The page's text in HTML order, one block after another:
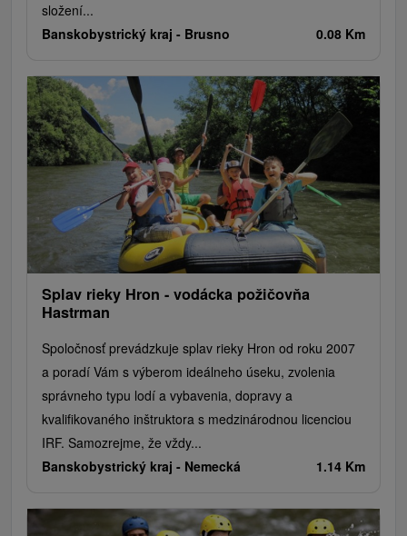
složení...
Banskobystrický kraj - Brusno 0.08 Km
Splav rieky Hron - vodácka požičovňa
Hastrman
Spoločnosť prevádzkuje splav rieky Hron od roku 2007
a poradí Vám s výberom ideálneho úseku, zvolenia
správneho typu lodí a vybavenia, dopravy a
kvalifikovaného inštruktora s medzinárodnou licenciou
IRF. Samozrejme, že vždy...
Banskobystrický kraj - Nemecká 1.14 Km